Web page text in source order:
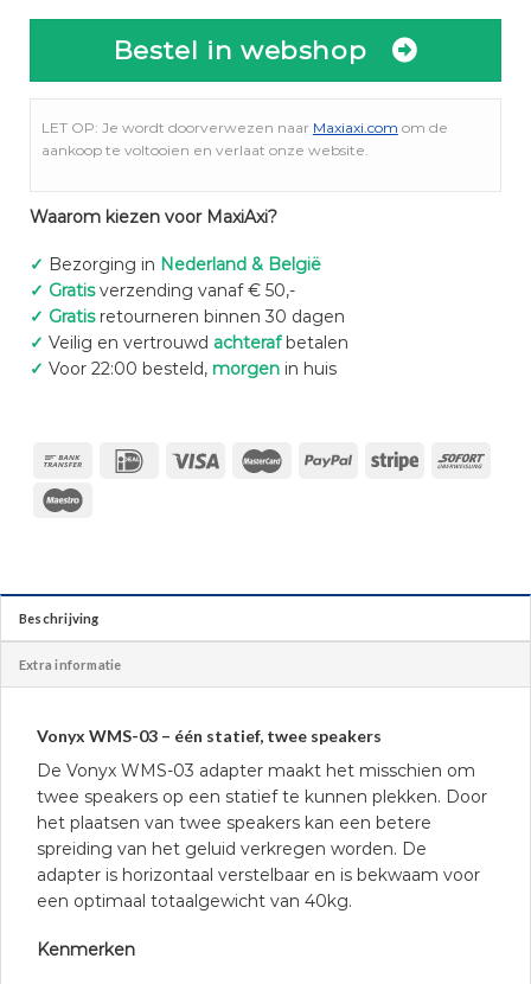
Bestel in webshop
LET OP: Je wordt doorverwezen naar Maxiaxi.com om de
aankoop te voltooien en verlaat onze website.
Waarom kiezen voor MaxiAxi?
✓ Bezorging in Nederland & België
✓ Gratisverzending vanaf € 50,-
✓ Gratisretourneren binnen 30 dagen
✓ Veilig en vertrouwd achterafbetalen
✓ Voor 22:00 besteld, morgenin huis
Beschrijving
Extra informatie
Vonyx WMS-03 – één statief, twee speakers
De Vonyx WMS-03 adapter maakt het misschien om
twee speakers op een statief te kunnen plekken. Door
het plaatsen van twee speakers kan een betere
spreiding van het geluid verkregen worden. De
adapter is horizontaal verstelbaar en is bekwaam voor
een optimaal totaalgewicht van 40kg.
Kenmerken